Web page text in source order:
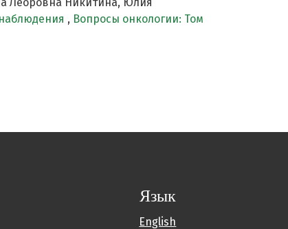
Леоровна Никитина, Юлия
, Вопросы онкологии: Том
Язык
English